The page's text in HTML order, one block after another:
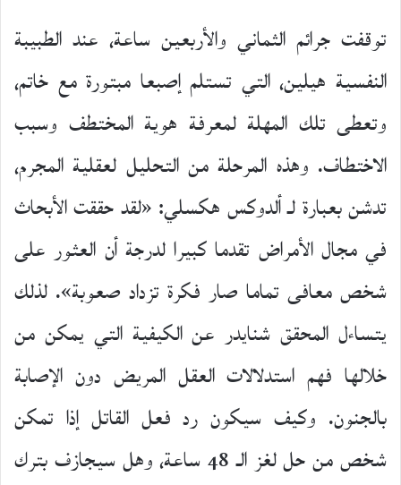
توقفت جرائم الثماني والأربعين ساعة، عند الطبيبة
النفسية هيلين، التي تستلم إصبعا مبتورة مع خاتم،
وتعطى تلك المهلة لمعرفة هوية المختطف وسبب
الاختطاف. وهذه المرحلة من التحليل لعقلية المجرم،
تدشن بعبارة لـ ألدوكس هكسلي: «لقد حققت الأبحاث
في مجال الأمراض تقدما كبيرا لدرجة أن العثور على
شخص معافى تماما صار فكرة تزداد صعوبة». لذلك
يتساءل المحقق شنايدر عن الكيفية التي يمكن من
خلالها فهم استدلالات العقل المريض دون الإصابة
بالجنون. وكيف سيكون رد فعل القاتل إذا تمكن
شخص من حل لغز الـ 48 ساعة، وهل سيجازف بترك